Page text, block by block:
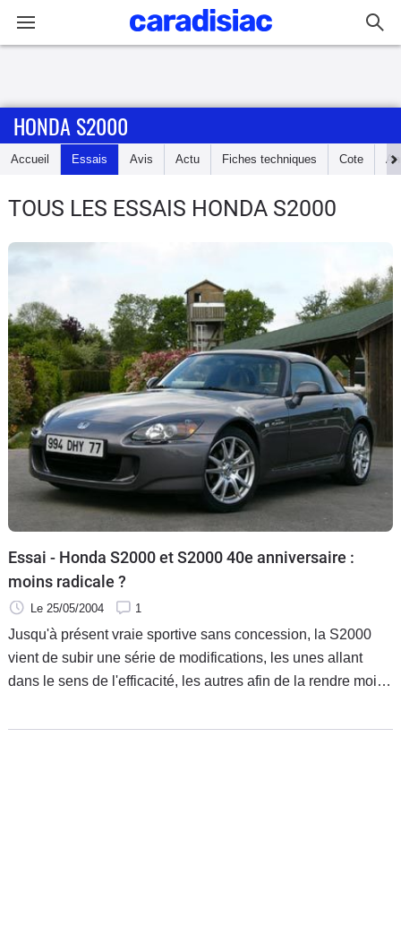
Accueil
Essais
Electriques
Utilitaires
Flottes
Auto
Services
Forum
Moto
Marques
HONDA S2000
Accueil Essais Avis Actu Fiches techniques Cote
TOUS LES ESSAIS HONDA S2000
Essai - Honda S2000 et S2000 40e anniversaire :
moins radicale ?
Le 25/05/2004 1
Jusqu'à présent vraie sportive sans concession, la S2000
vient de subir une série de modifications, les unes allant
dans le sens de l'efficacité, les autres afin de la rendre moins